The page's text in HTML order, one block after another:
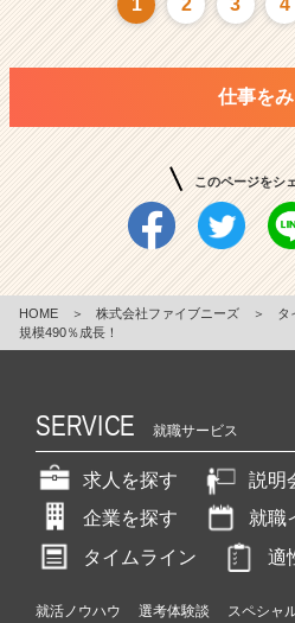
仕事を
このページをシ
HOME ＞ 株式会社ファイブニーズ ＞ タ
規模490％成長！
SERVICE 就職サービス
求人を探す
説明
企業を探す
就職
タイムライン
適
就活ノウハウ 選考体験談 スペシャ